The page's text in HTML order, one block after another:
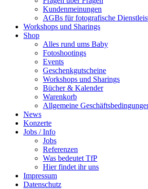
Kundenmeinungen
AGBs für fotografische
Workshops und Sharings
Shop
Alles rund ums Baby
Fotoshootings
Events
Geschenkgutscheine
Workshops und Sharings
Bücher & Kalender
Warenkorb
Allgemeine
News
Konzerte
Jobs / Info
Jobs
Referenzen
Was bedeutet TfP
Hier findet ihr uns
Impressum
Datenschutz